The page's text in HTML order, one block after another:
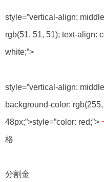
style=”vertical-align:
rgb(51, 51, 51); text-align:
white;”>
style=”vertical-align:
background-color:
48px;”>style=”color: red;”>
格
分割金